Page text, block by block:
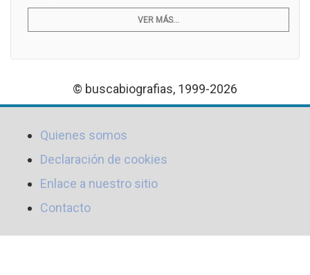
VER MÁS...
© buscabiografias, 1999-2026
Quienes somos
Declaración de cookies
Enlace a nuestro sitio
Contacto